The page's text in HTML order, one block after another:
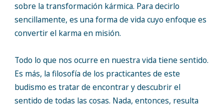
sobre la transformación kármica. Para decirlo
sencillamente, es una forma de vida cuyo enfoque es
convertir el karma en misión.
Todo lo que nos ocurre en nuestra vida tiene sentido.
Es más, la filosofía de los practicantes de este
budismo es tratar de encontrar y descubrir el
sentido de todas las cosas. Nada, entonces, resulta